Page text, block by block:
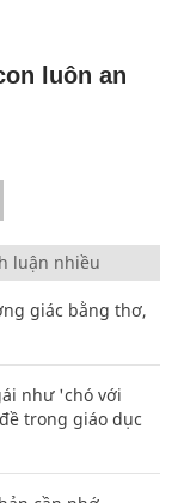
luôn an
luận nhiều
giác bằng thơ,
như 'chó với
trong giáo dục